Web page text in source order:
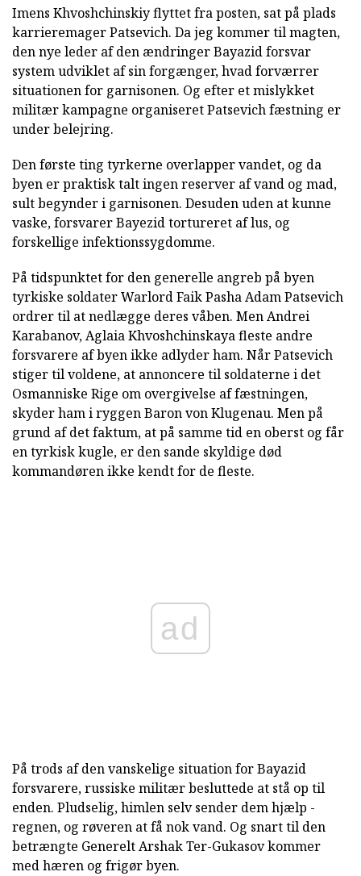
Imens Khvoshchinskiy flyttet fra posten, sat på plads
karrieremager Patsevich. Da jeg kommer til magten,
den nye leder af den ændringer Bayazid forsvar
system udviklet af sin forgænger, hvad forværrer
situationen for garnisonen. Og efter et mislykket
militær kampagne organiseret Patsevich fæstning er
under belejring.
Den første ting tyrkerne overlapper vandet, og da
byen er praktisk talt ingen reserver af vand og mad,
sult begynder i garnisonen. Desuden uden at kunne
vaske, forsvarer Bayezid tortureret af lus, og
forskellige infektionssygdomme.
På tidspunktet for den generelle angreb på byen
tyrkiske soldater Warlord Faik Pasha Adam Patsevich
ordrer til at nedlægge deres våben. Men Andrei
Karabanov, Aglaia Khvoshchinskaya fleste andre
forsvarere af byen ikke adlyder ham. Når Patsevich
stiger til voldene, at annoncere til soldaterne i det
Osmanniske Rige om overgivelse af fæstningen,
skyder ham i ryggen Baron von Klugenau. Men på
grund af det faktum, at på samme tid en oberst og får
en tyrkisk kugle, er den sande skyldige død
kommandøren ikke kendt for de fleste.
ad
På trods af den vanskelige situation for Bayazid
forsvarere, russiske militær besluttede at stå op til
enden. Pludselig, himlen selv sender dem hjælp -
regnen, og røveren at få nok vand. Og snart til den
betrængte Generelt Arshak Ter-Gukasov kommer
med hæren og frigør byen.